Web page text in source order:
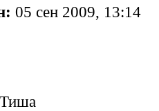
05 сен 2009, 13:14
Тиша